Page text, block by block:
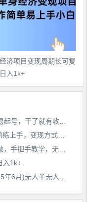
济项目变现周期长可复
入1k+
入1k+